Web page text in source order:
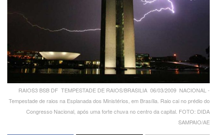
RAIOS3 BSB DF  TEMPESTADE DE RAIOS/BRASILIA  06/03/2009  NACIONAL -
Tempestade de raios na Esplanada dos Ministérios, em Brasília. Raio cai no prédio do
Congresso Nacional, após uma forte chuva no centro da capital. FOTO: DIDA
SAMPAIO/AE